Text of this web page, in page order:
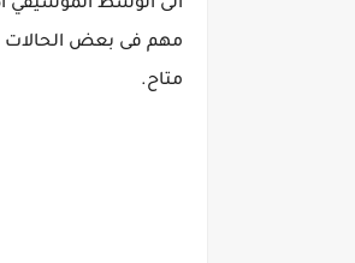
الى الوسط الموسيقي
مهم فى بعض الحالات
متاح.